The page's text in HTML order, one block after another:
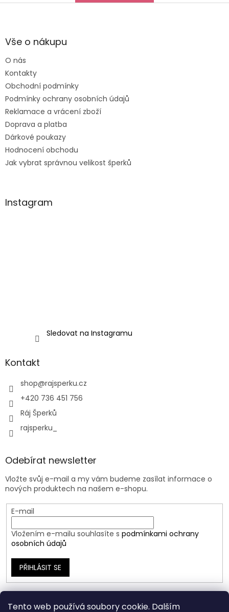
Tento web používá soubory cookie. Dalším
Z
aVše o nákupu
O nás
Kontakty
Obchodní podmínky
Podmínky ochrany osobních údajů
Reklamace a vrácení zboží
Doprava a platba
Dárkové poukazy
Hodnocení obchodu
Jak vybrat správnou velikost šperků
Instagram
Sledovat na Instagramu
Kontakt
shop@rajsperku.cz
+420 736 451 756
Ráj Šperků
rajsperku_
Odebírat newsletter
Vložte svůj e-mail a my vám budeme zasílat informace o
nových produktech na našem e-shopu.
E-mail
Vložením e-mailu souhlasíte s podmínkami ochrany
osobních údajů
PŘIHLÁSIT SE